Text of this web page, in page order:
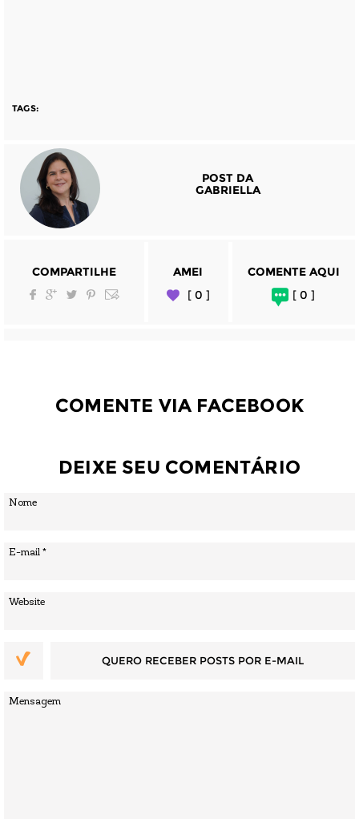
TAGS:
POST DA
GABRIELLA
COMPARTILHE
AMEI
[ 0 ]
COMENTE AQUI
[ 0 ]
COMENTE VIA FACEBOOK
DEIXE SEU COMENTÁRIO
QUERO RECEBER POSTS POR E-MAIL